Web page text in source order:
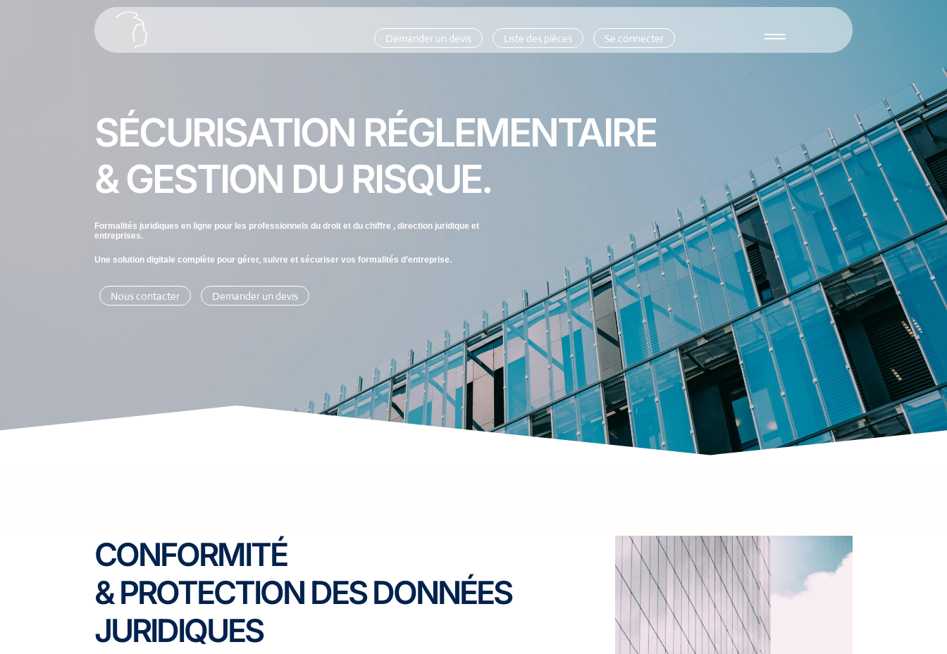
Demander un devis Liste des pièces Se connecter
SÉCURISATION RÉGLEMENTAIRE
& GESTION DU RISQUE.
Formalités juridiques en ligne pour les professionnels du droit et du chiffre , direction juridique et
entreprises.
Une solution digitale complète pour gérer, suivre et sécuriser vos formalités d’entreprise.
Nous contacter Demander un devis
CONFORMITÉ
& PROTECTION DES DONNÉES
JURIDIQUES